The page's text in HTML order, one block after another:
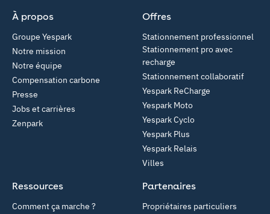
À propos
Groupe Yespark
Notre mission
Notre équipe
Compensation carbone
Presse
Jobs et carrières
Zenpark
Offres
Stationnement professionnel
Stationnement pro avec
recharge
Stationnement collaboratif
Yespark ReCharge
Yespark Moto
Yespark Cyclo
Yespark Plus
Yespark Relais
Villes
Partenaires
Propriétaires particuliers
Ressources
Comment ça marche ?